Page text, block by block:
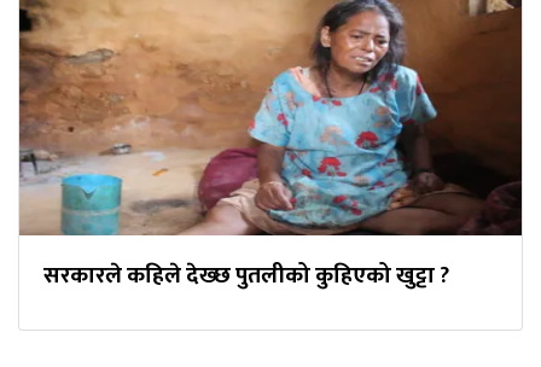
सरकारले कहिले देख्छ पुतलीको कुहिएको खुट्टा ?